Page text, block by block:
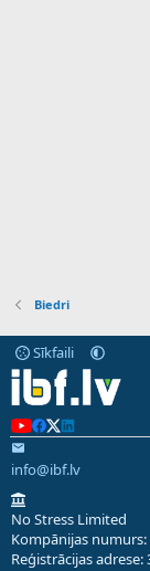
Biedri
Sīkfaili
info@ibf.lv
No Stress Limited
Kompānijas numurs:
Reģistrācijas adrese: